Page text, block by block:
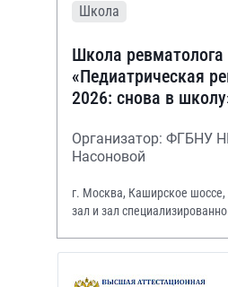
Школа
Школа ревматолога
«Педиатрическая
2026: снова в
Организатор: ФГБНУ
Насоновой
г. Москва, Каширское
зал и зал